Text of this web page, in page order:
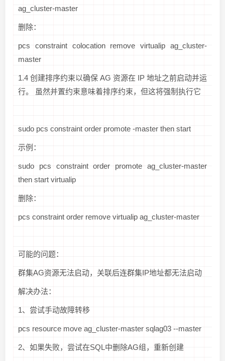
ag_cluster-master
删除：
pcs constraint colocation remove virtualip ag_cluster-
master
1.4 创建排序约束以确保 AG 资源在 IP 地址之前启动并运
行。 虽然并置约束意味着排序约束，但这将强制执行它
sudo pcs constraint order promote -master then start
示例：
sudo pcs constraint order promote ag_cluster-master
then start virtualip
删除：
pcs constraint order remove virtualip ag_cluster-master
可能的问题：
群集AG资源无法启动，关联后连群集IP地址都无法启动
解决办法：
1、尝试手动故障转移
pcs resource move ag_cluster-master sqlag03 --master
2、如果失败，尝试在SQL中删除AG组，重新创建